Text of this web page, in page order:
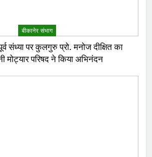
बीकानेर संभाग
संध्या पर कुलगुरु प्रो. मनोज दीक्षित का
मोट्यार परिषद ने किया अभिनंदन